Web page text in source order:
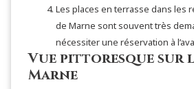
Les places en terrasse dans les
de Marne sont souvent très
nécessiter une réservation à
Vue pittoresque sur
Marne